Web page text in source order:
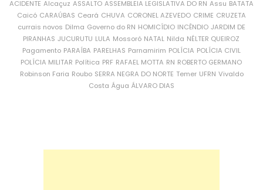
ACIDENTE Alcaçuz ASSALTO ASSEMBLEIA LEGISLATIVA DO RN Assu BATATA
Caicó CARAÚBAS Ceará CHUVA CORONEL AZEVEDO CRIME CRUZETA
currais novos Dilma Governo do RN HOMICÍDIO INCÊNDIO JARDIM DE
PIRANHAS JUCURUTU LULA Mossoró NATAL Nilda NÉLTER QUEIROZ
Pagamento PARAÍBA PARELHAS Parnamirim POLÍCIA POLÍCIA CIVIL
POLÍCIA MILITAR Política PRF RAFAEL MOTTA RN ROBERTO GERMANO
Robinson Faria Roubo SERRA NEGRA DO NORTE Temer UFRN Vivaldo
Costa Água ÁLVARO DIAS